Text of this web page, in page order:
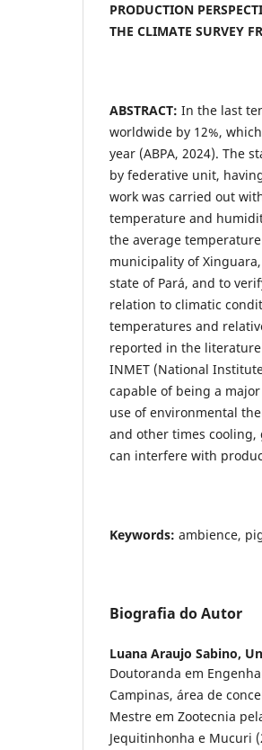
PRODUCTION
THE CLIMATE SURVEY
ABSTRACT: In the last
worldwide by 12%,
year (ABPA, 2024). The
by federative unit,
work was carried out
temperature and
the average
municipality of
state of Pará, and to
relation to climatic
temperatures and
reported in the
INMET (National
capable of being a
use of environmental
and other times
can interfere with
Keywords: ambience,
Biografia do Autor
Luana Araujo Sabino,
Doutoranda em
Campinas, área de
Mestre em Zootecnia
Jequitinhonha e Mucuri